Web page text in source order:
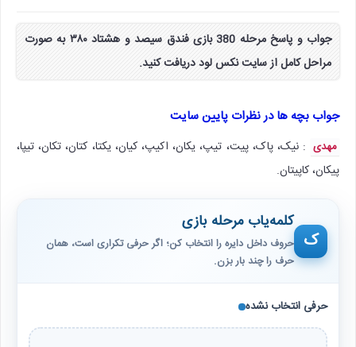
جواب و پاسخ مرحله 380 بازی فندق سیصد و هشتاد ۳۸۰ به صورت
مراحل کامل از سایت نکس لود دریافت کنید.
جواب بچه ها در نظرات پایین سایت
مهدی : نیک، پاک، پیت، تیپ، یکان، اکیپ، کیان، یکتا، کتان، تکان، تیپا،
پیکان، کاپیتان.
ک
کلمه‌یاب مرحله بازی
حروف داخل دایره را انتخاب کن؛ اگر حرفی تکراری است، همان
حرف را چند بار بزن.
حرفی انتخاب نشده